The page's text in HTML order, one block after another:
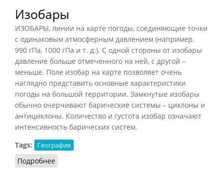
Изобары
ИЗОБАРЫ, линии на карте погоды, соединяющие точки
с одинаковым атмосферным давлением (например,
990 гПа, 1000 гПа и т. д.). С одной стороны от изобары
давление больше отмеченного на ней, с другой –
меньше. Поле изобар на карте позволяет очень
наглядно представить основные характеристики
погоды на большой территории. Замкнутые изобары
обычно очерчивают барические системы – циклоны и
антициклоны. Количество и густота изобар означают
интенсивность барических систем.
Tags:
География
Подробнее